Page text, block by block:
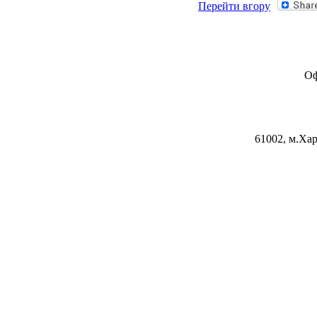
Перейти вгору
61002,